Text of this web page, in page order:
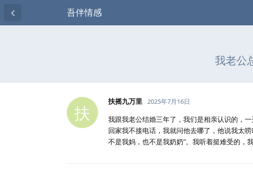
吾伴情感
我老公
扶
扶摇九万里 2025年7月16日
我跟我老公结婚三年了，我们是相亲认识的，
回家我不接电话，我就问他去哪了，他说我太
不是我妈，也不是我奶奶”。我听着挺难受的，